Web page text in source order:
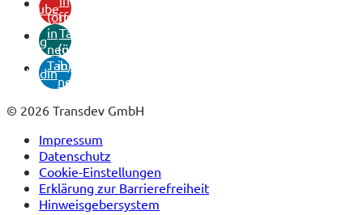
youtubeneuem
Tab)
xing
(öffnet
in
neuem
Tab)
linkedin
(öffnet
in
neuem
© 2026 Transdev GmbH
Impressum
Datenschutz
Cookie-Einstellungen
Erklärung zur Barrierefreiheit
Hinweisgebersystem